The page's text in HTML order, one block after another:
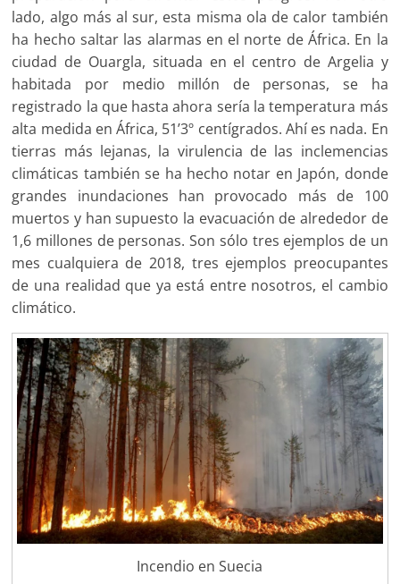
lado, algo más al sur, esta misma ola de calor también
ha hecho saltar las alarmas en el norte de África. En la
ciudad de Ouargla, situada en el centro de Argelia y
habitada por medio millón de personas, se ha
registrado la que hasta ahora sería la temperatura más
alta medida en África, 51’3º centígrados. Ahí es nada. En
tierras más lejanas, la virulencia de las inclemencias
climáticas también se ha hecho notar en Japón, donde
grandes inundaciones han provocado más de 100
muertos y han supuesto la evacuación de alrededor de
1,6 millones de personas. Son sólo tres ejemplos de un
mes cualquiera de 2018, tres ejemplos preocupantes
de una realidad que ya está entre nosotros, el cambio
climático.
Incendio en Suecia